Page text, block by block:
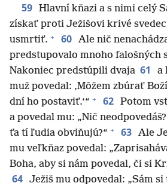
59 Hlavní kňazi a s nimi celý
získať proti Ježišovi krivé
usmrtiť. + 60 Ale nič
predstupovalo mnoho falošných
Nakoniec predstúpili dvaja 61
a
muž povedal: ‚Môžem zbúrať
dní ho postaviť.‘“ + 62 Potom
a povedal mu: „Nič
ťa tí ľudia obviňujú?“ + 63 Ale
mu veľkňaz povedal:
Boha, aby si nám povedal, či si
64 Ježiš mu odpovedal: „Sám si